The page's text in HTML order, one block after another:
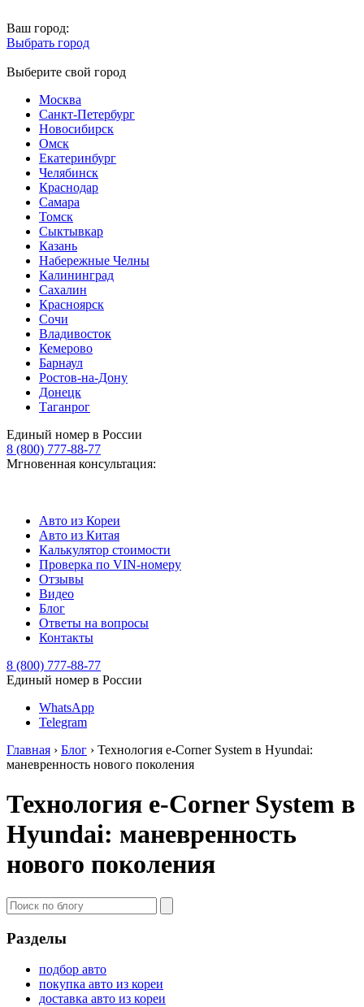
Ваш город:
Выбрать город
Выберите свой город
Москва
Санкт-Петербург
Новосибирск
Омск
Екатеринбург
Челябинск
Краснодар
Самара
Томск
Сыктывкар
Казань
Набережные Челны
Калининград
Сахалин
Красноярск
Сочи
Владивосток
Кемерово
Барнаул
Ростов-на-Дону
Донецк
Таганрог
Единый номер в России
8 (800) 777-88-77
Мгновенная консультация:
Авто из Кореи
Авто из Китая
Калькулятор стоимости
Проверка по VIN-номеру
Отзывы
Видео
Блог
Ответы на вопросы
Контакты
8 (800) 777-88-77
Единый номер в России
WhatsApp
Telegram
Главная › Блог › Технология e-Corner System в Hyundai:
маневренность нового поколения
Технология e-Corner System в
Hyundai: маневренность
нового поколения
Разделы
подбор авто
покупка авто из кореи
доставка авто из кореи